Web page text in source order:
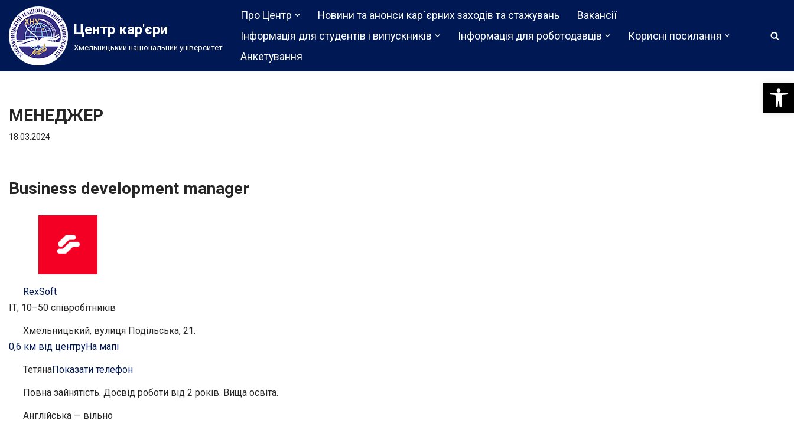
Перейти
до
вмісту
Центр кар'єри
Хмельницький національний університет
Про Центр Новини та анонси кар`єрних заходів та стажувань
Вакансії
Інформація для студентів і випускників
Інформація для роботодавців
Корисні посилання
Анкетування
МЕНЕДЖЕР
18.03.2024
Business development manager
RexSoft
IT; 10–50 співробітників
Хмельницький, вулиця Подільська, 21.
0,6 км від центруНа мапі
ТетянаПоказати телефон
Повна зайнятість. Досвід роботи від 2 років. Вища освіта.
Англійська — вільно